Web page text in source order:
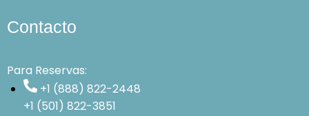
Contacto
Para Reservas:
+1 (888) 822-2448
+1 (501) 822-3851